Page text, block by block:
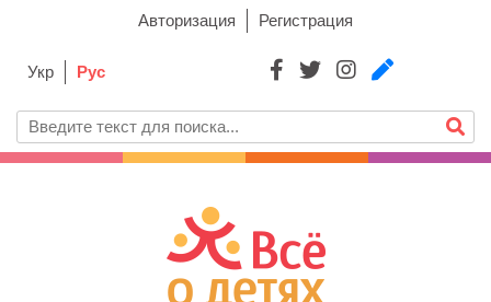
Авторизация Регистрация
Укр Рус